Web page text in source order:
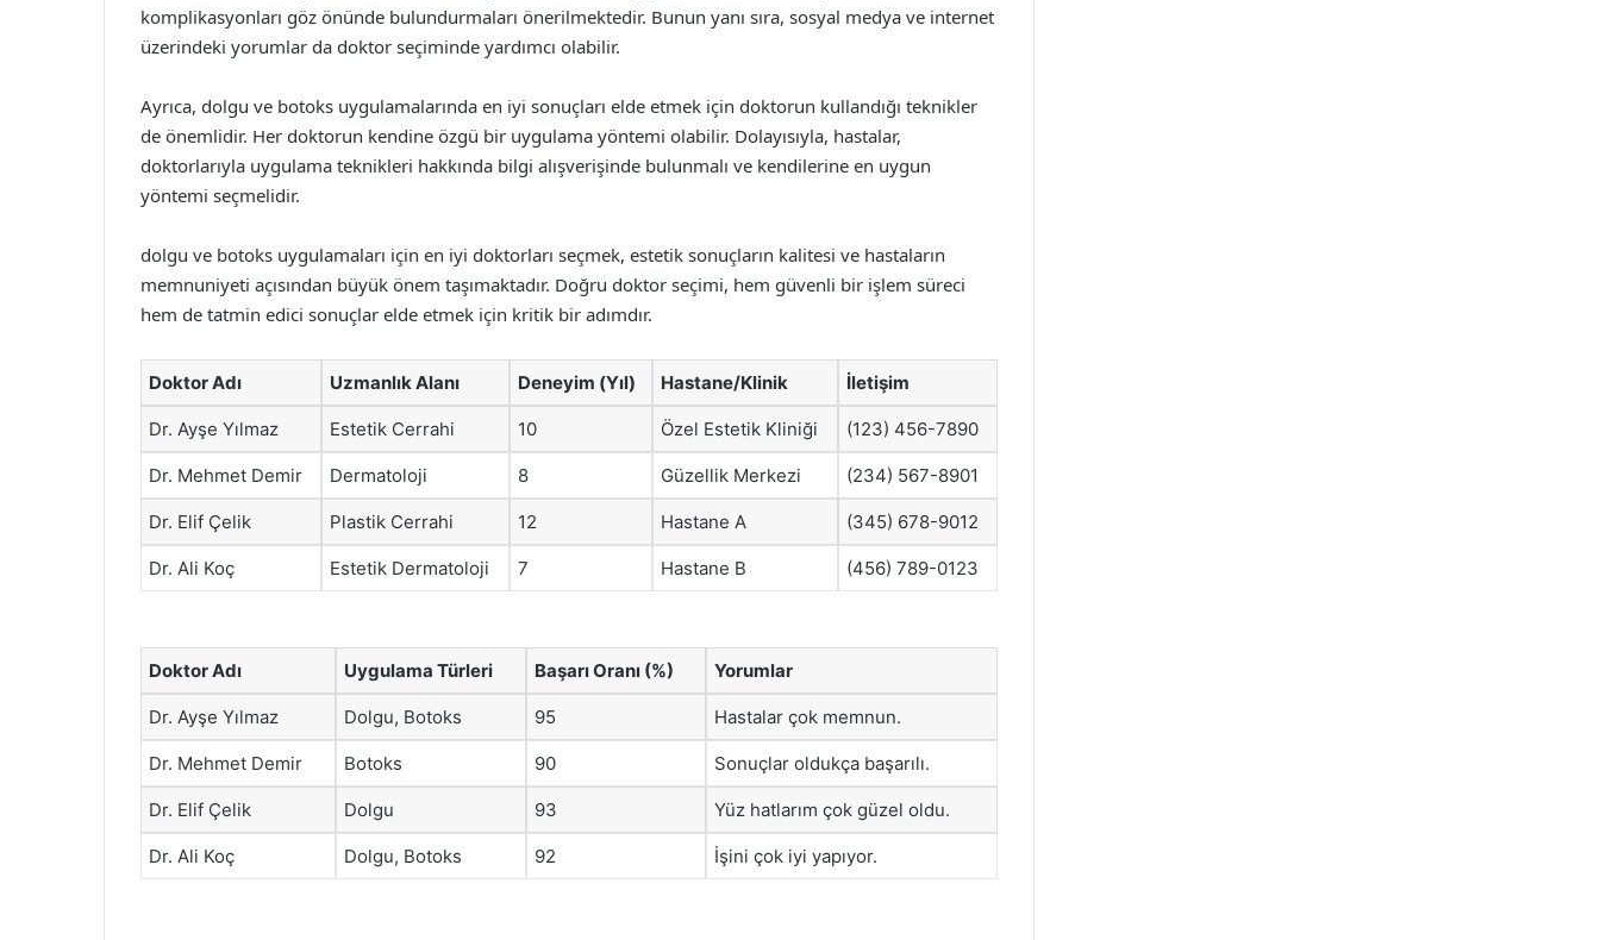
komplikasyonları göz önünde bulundurmaları önerilmektedir. Bunun yanı sıra, sosyal medya ve internet
üzerindeki yorumlar da doktor seçiminde yardımcı olabilir.
Ayrıca, dolgu ve botoks uygulamalarında en iyi sonuçları elde etmek için doktorun kullandığı teknikler
de önemlidir. Her doktorun kendine özgü bir uygulama yöntemi olabilir. Dolayısıyla, hastalar,
doktorlarıyla uygulama teknikleri hakkında bilgi alışverişinde bulunmalı ve kendilerine en uygun
yöntemi seçmelidir.
dolgu ve botoks uygulamaları için en iyi doktorları seçmek, estetik sonuçların kalitesi ve hastaların
memnuniyeti açısından büyük önem taşımaktadır. Doğru doktor seçimi, hem güvenli bir işlem süreci
hem de tatmin edici sonuçlar elde etmek için kritik bir adımdır.
Doktor Adı Uzmanlık Alanı Deneyim (Yıl) Hastane/Klinik İletişim
Dr. Ayşe Yılmaz Estetik Cerrahi 10 Özel Estetik Kliniği (123) 456-7890
Dr. Mehmet Demir Dermatoloji 8 Güzellik Merkezi (234) 567-8901
Dr. Elif Çelik Plastik Cerrahi 12 Hastane A (345) 678-9012
Dr. Ali Koç Estetik Dermatoloji 7 Hastane B (456) 789-0123
Doktor Adı Uygulama Türleri Başarı Oranı (%) Yorumlar
Dr. Ayşe Yılmaz Dolgu, Botoks 95 Hastalar çok memnun.
Dr. Mehmet Demir Botoks 90 Sonuçlar oldukça başarılı.
Dr. Elif Çelik Dolgu 93 Yüz hatlarım çok güzel oldu.
Dr. Ali Koç Dolgu, Botoks 92 İşini çok iyi yapıyor.